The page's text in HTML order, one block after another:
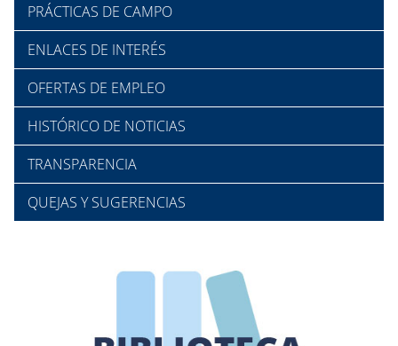
PRÁCTICAS DE CAMPO
ENLACES DE INTERÉS
OFERTAS DE EMPLEO
HISTÓRICO DE NOTICIAS
TRANSPARENCIA
QUEJAS Y SUGERENCIAS